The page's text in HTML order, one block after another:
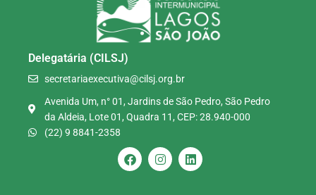
Delegatária (CILSJ)
secretariaexecutiva@cilsj.org.br
Avenida Um, n° 01, Jardins de São Pedro, São Pedro
da Aldeia, Lote 01, Quadra 11, CEP: 28.940-000
(22) 9 8841-2358